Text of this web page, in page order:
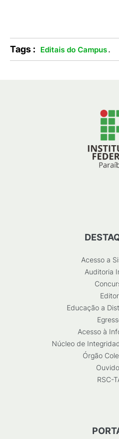
Tags : Editais do Campus.
Acesso a
Auditoria
Educação a
Acesso à
Núcleo de
Órgão
RSC-